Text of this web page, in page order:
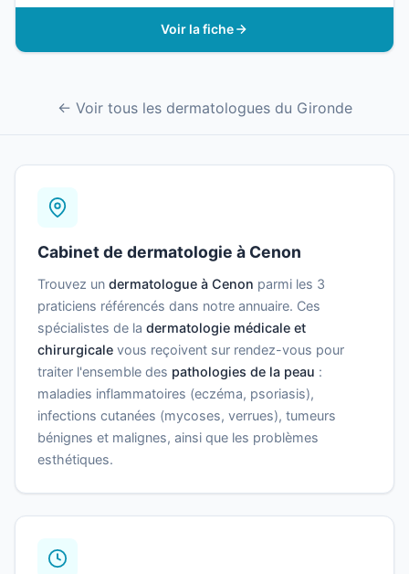
Voir la fiche
← Voir tous les dermatologues du Gironde
Cabinet de dermatologie à Cenon
Trouvez un dermatologue à Cenon parmi les 3
praticiens référencés dans notre annuaire. Ces
spécialistes de la dermatologie médicale et
chirurgicale vous reçoivent sur rendez-vous pour
traiter l'ensemble des pathologies de la peau :
maladies inflammatoires (eczéma, psoriasis),
infections cutanées (mycoses, verrues), tumeurs
bénignes et malignes, ainsi que les problèmes
esthétiques.